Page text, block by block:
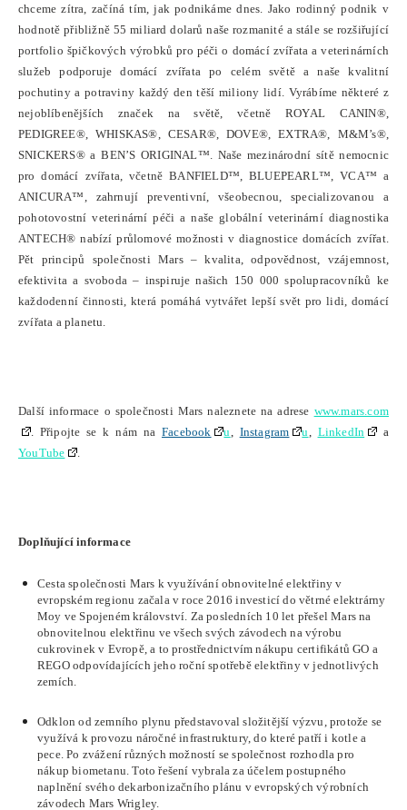
chceme zítra, začíná tím, jak podnikáme dnes. Jako rodinný podnik v
hodnotě přibližně 55 miliard dolarů naše rozmanité a stále se rozšiřující
portfolio špičkových výrobků pro péči o domácí zvířata a veterinárních
služeb podporuje domácí zvířata po celém světě a naše kvalitní
pochutiny a potraviny každý den těší miliony lidí. Vyrábíme některé z
nejoblíbenějších značek na světě, včetně ROYAL CANIN®,
PEDIGREE®, WHISKAS®, CESAR®, DOVE®, EXTRA®, M&M’s®,
SNICKERS® a BEN’S ORIGINAL™. Naše mezinárodní sítě nemocnic
pro domácí zvířata, včetně BANFIELD™, BLUEPEARL™, VCA™ a
ANICURA™, zahrnují preventivní, všeobecnou, specializovanou a
pohotovostní veterinární péči a naše globální veterinární diagnostika
ANTECH® nabízí průlomové možnosti v diagnostice domácích zvířat.
Pět principů společnosti Mars – kvalita, odpovědnost, vzájemnost,
efektivita a svoboda – inspiruje našich 150 000 spolupracovníků ke
každodenní činnosti, která pomáhá vytvářet lepší svět pro lidi, domácí
zvířata a planetu.
Další informace o společnosti Mars naleznete na adrese www.mars.com
. Připojte se k nám na Facebook u Instagram u LinkedIn
a
YouTube
Doplňující informace
Cesta společnosti Mars k využívání obnovitelné elektřiny v
evropském regionu začala v roce 2016 investicí do větrné elektrárny
Moy ve Spojeném království. Za posledních 10 let přešel Mars na
obnovitelnou elektřinu ve všech svých závodech na výrobu
cukrovinek v Evropě, a to prostřednictvím nákupu certifikátů GO a
REGO odpovídajících jeho roční spotřebě elektřiny v jednotlivých
zemích.
Odklon od zemního plynu představoval složitější výzvu, protože se
využívá k provozu náročné infrastruktury, do které patří i kotle a
pece. Po zvážení různých možností se společnost rozhodla pro
nákup biometanu. Toto řešení vybrala za účelem postupného
naplnění svého dekarbonizačního plánu v evropských výrobních
závodech Mars Wrigley.